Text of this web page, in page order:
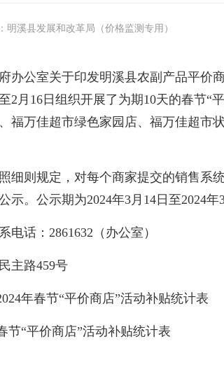
明溪县发展和改革局（价格监测专用）
公室关于印发明溪县农副产品平价
2月16日组织开展了为期10天的春节
福万佳超市绿色家园店、福万佳超市
则规定，对每个商家提交的销售系统
示。公示期为2024年3月14日至2024
话：2861632（办公室）
主路459号
年春节“平价商店”活动补贴统计表
“平价商店”活动补贴统计表